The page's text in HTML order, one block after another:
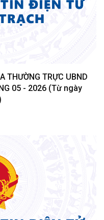
THƯỜNG TRỰC UBND
05 - 2026 (Từ ngày